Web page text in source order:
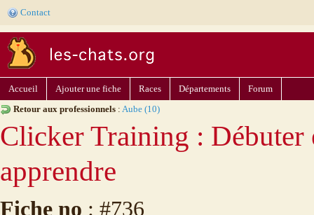
Contact
Accueil Ajouter une fiche Races Départements
Forum
Retour aux professionnels : Aube (10)
Clicker Training : Débuter
apprendre
Fiche no : #736